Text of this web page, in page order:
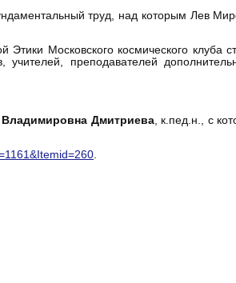
труд, над которым Лев
Московского космического клуба
преподавателей
Владимировна Дмитриева, к.пед.н., с
.